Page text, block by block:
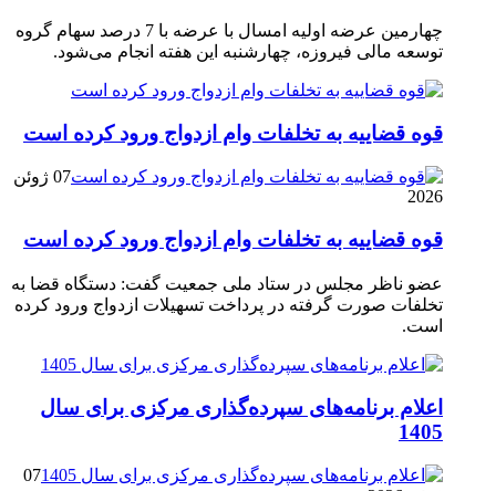
چهارمین عرضه اولیه امسال با عرضه با 7 درصد سهام گروه
توسعه مالی فیروزه، چهارشنبه این هفته انجام می‌شود.
قوه قضاییه به تخلفات وام ازدواج ورود کرده است
07 ژوئن
2026
قوه قضاییه به تخلفات وام ازدواج ورود کرده است
عضو ناظر مجلس در ستاد ملی جمعیت گفت: دستگاه قضا به
تخلفات صورت گرفته در پرداخت تسهیلات ازدواج ورود کرده
است.
اعلام برنامه‌های سپرده‌گذاری مرکزی برای سال
1405
07